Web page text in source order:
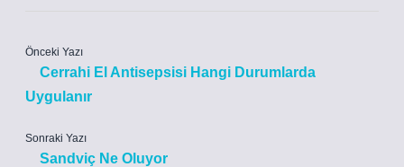
Önceki Yazı
Cerrahi El Antisepsisi Hangi Durumlarda
Uygulanır
Sonraki Yazı
Sandviç Ne Oluyor